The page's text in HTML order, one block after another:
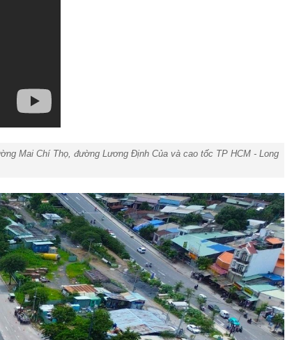
Mai Chí Thọ, đường Lương Định Của và cao tốc TP HCM - Long